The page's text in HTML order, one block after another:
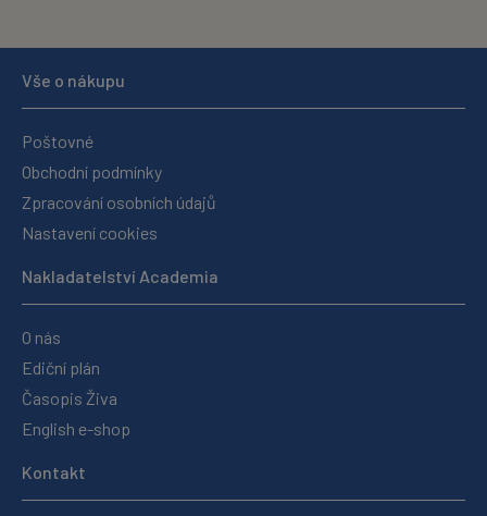
Vše o nákupu
Poštovné
Obchodní podmínky
Zpracování osobních údajů
Nastavení cookies
Nakladatelství Academia
O nás
Ediční plán
Časopis Živa
English e-shop
Kontakt